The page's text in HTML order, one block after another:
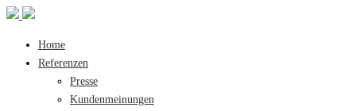
Home
Referenzen
Presse
Kundenmeinungen